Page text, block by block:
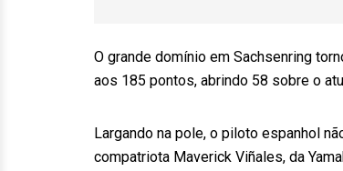
O grande domínio em Sachsenring
aos 185 pontos, abrindo 58 sobre o
Largando na pole, o piloto espanhol
compatriota Maverick Viñales, da